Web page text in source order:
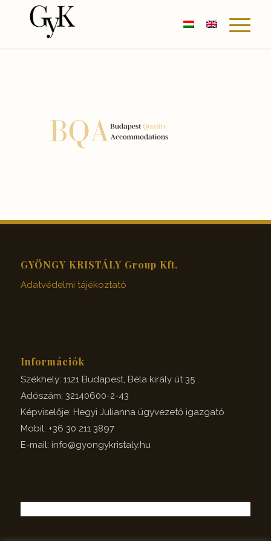
GYÖNGY KRISTÁLY Group Kft.
Adatvédelmi tájékoztató
Információk
Székhely: 1121 Budapest, Béla király út 35 .
Adószám: 32140600-2-43
Képviselője: Hegyi Julianna ügyvezető igazgató
Mobil: +36 30 211 3897
E-mail: info@gyongykristaly.hu